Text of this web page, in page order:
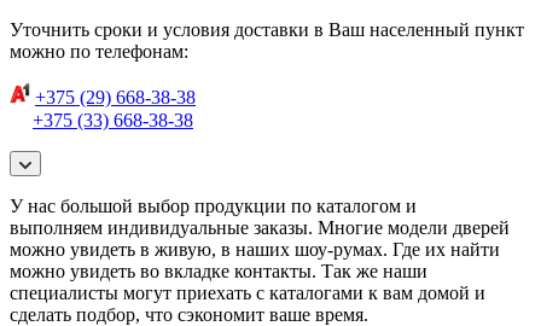
Уточнить сроки и условия доставки в Ваш населенный пункт
можно по телефонам:
+375 (29) 668-38-38
+375 (33) 668-38-38
У нас большой выбор продукции по каталогом и
выполняем индивидуальные заказы. Многие модели дверей
можно увидеть в живую, в наших шоу-румах. Где их найти
можно увидеть во вкладке контакты. Так же наши
специалисты могут приехать с каталогами к вам домой и
сделать подбор, что сэкономит ваше время.